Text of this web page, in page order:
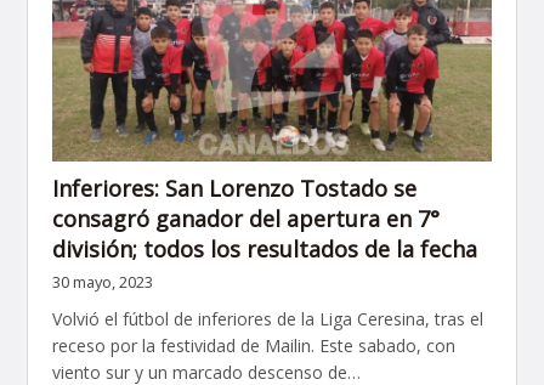
Inferiores: San Lorenzo Tostado se
consagró ganador del apertura en 7°
división; todos los resultados de la fecha
30 mayo, 2023
Volvió el fútbol de inferiores de la Liga Ceresina, tras el
receso por la festividad de Mailin. Este sabado, con
viento sur y un marcado descenso de…